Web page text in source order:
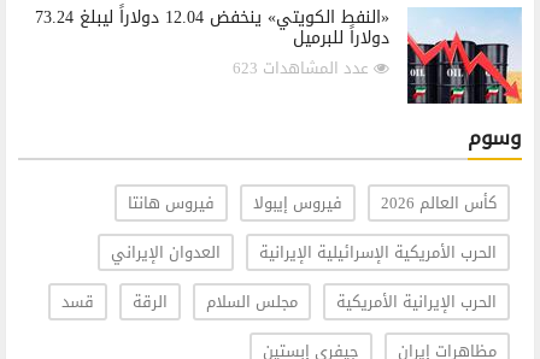
«النفط الكويتي» ينخفض 12.04 دولاراً ليبلغ 73.24
دولاراً للبرميل
عدد المشاهدات 623
وسوم
كأس العالم 2026 فيروس إيبولا
فيروس هانتا
الحرب الأمريكية الإسرائيلية الإيرانية
العدوان الإيراني
الحرب الإيرانية الأمريكية
مجلس السلام الرقة
قسد
مظاهرات إيران
جيفري إبستين